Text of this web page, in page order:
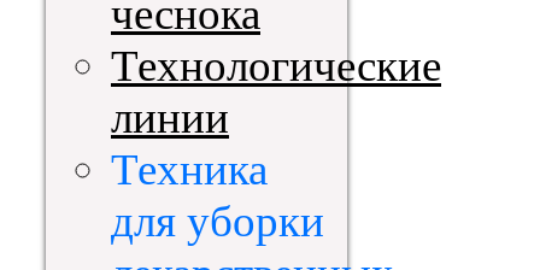
чеснока
Технологические
линии
Техника
для уборки